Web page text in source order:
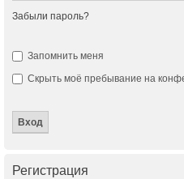
Забыли пароль?
Запомнить меня
Скрыть моё пребывание на
Регистрация